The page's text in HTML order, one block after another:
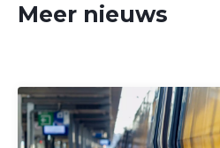
Meer nieuws